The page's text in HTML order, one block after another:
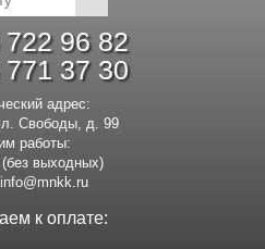
96 82
37 30
адрес:
Свободы, д. 99
работы:
выходных)
info@mnkk.ru
к оплате: